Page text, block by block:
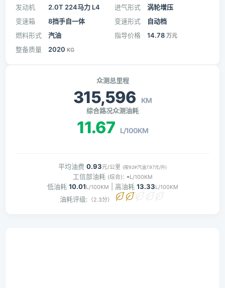
发动机 2.0T 224马力 L4 进气形式
涡轮增压
变速箱
8挡手自一体 变速形式
自动档
燃料形式
汽油 指导价格 14.78 万元
整备质量 2020 KG
众测总里程
315,596 KM
综合路况众测油耗
11.67 L/100KM
平均油费 0.93元/公里 (按92#汽油7.97元/升)
工信部油耗 (综合): -L/100KM
低油耗 10.01L/100KM | 高油耗 13.33L/100KM
油耗评级: （2.3分）